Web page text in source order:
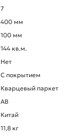
7
400 мм
100 мм
144 кв.м.
Нет
С покрытием
Кварцевый паркет
AB
Китай
11,8 кг